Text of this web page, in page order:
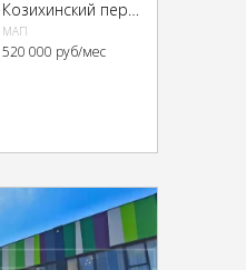
МАП
520 000 руб/мес